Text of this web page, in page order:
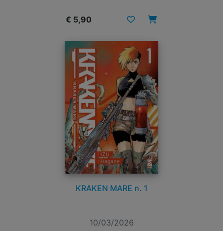
€ 5,90
KRAKEN MARE n. 1
10/03/2026